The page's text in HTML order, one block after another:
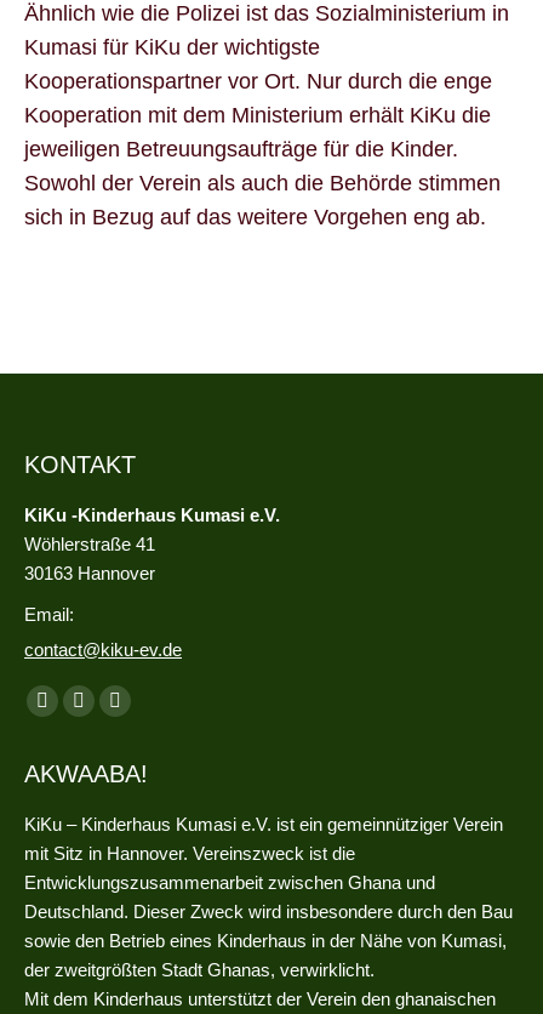
Ähnlich wie die Polizei ist das Sozialministerium in
Kumasi für KiKu der wichtigste
Kooperationspartner vor Ort. Nur durch die enge
Kooperation mit dem Ministerium erhält KiKu die
jeweiligen Betreuungsaufträge für die Kinder.
Sowohl der Verein als auch die Behörde stimmen
sich in Bezug auf das weitere Vorgehen eng ab.
KONTAKT
KiKu -Kinderhaus Kumasi e.V.
Wöhlerstraße 41
30163 Hannover
Email:
contact@kiku-ev.de
Finden Sie uns auf:
Facebook
opens
window
Instagram
opens
window
E-
page
window
AKWAABA!
KiKu – Kinderhaus Kumasi e.V. ist ein gemeinnütziger Verein
mit Sitz in Hannover. Vereinszweck ist die
Entwicklungszusammenarbeit zwischen Ghana und
Deutschland. Dieser Zweck wird insbesondere durch den Bau
sowie den Betrieb eines Kinderhaus in der Nähe von Kumasi,
der zweitgrößten Stadt Ghanas, verwirklicht.
Mit dem Kinderhaus unterstützt der Verein den ghanaischen